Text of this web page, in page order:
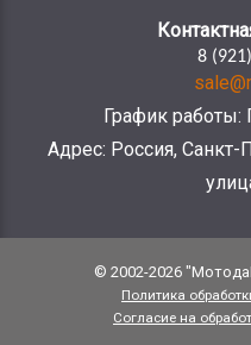
8
График работы:
Адрес: Россия, Санкт-
© 2002-2026
Политика
Согласие на